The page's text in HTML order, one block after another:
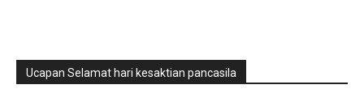
Ucapan Selamat hari kesaktian pancasila